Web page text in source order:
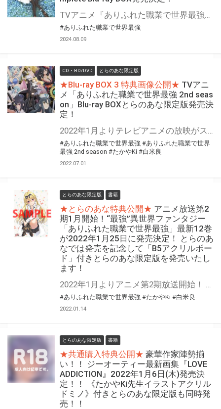
#ありふれた職業で世界最強
2024.08.09
CD・BD/DVD とらのあな限定版
★Blu-ray BOX 3 特典画像公開★ TVアニ
メ「ありふれた職業で世界最強 2nd seas
on」Blu-ray BOXとらのあな限定版発売決
定！
#ありふれた職業で世界最強 #ありふれた職業で世界
最強 2nd season #たかやKi #白米良
2022.07.01
とらのあな限定版 書籍
★とらのあな特典公開★ アニメ放送第2
期1月開始！“最強”異世界ファンタジー
「ありふれた職業で世界最強」最新12巻
が2022年1月25日に発売決定！ とらのあ
なでは発売を記念して「B5アクリルボー
ド」付きとらのあな限定版を発売いたし
ます！
#ありふれた職業で世界最強 #たかやKi #白米良
2022.01.14
とらのあな限定版 書籍
★共通購入特典公開★ 豪華作家陣勢揃
い！！ ジーオーティー最新画集『LOVE
ADDICTION』2022年1月6日(木)発売決
定！！ 《たかやKi先生イラストアクリル
ドミノ》付きとらのあな限定版も同時発
売！！